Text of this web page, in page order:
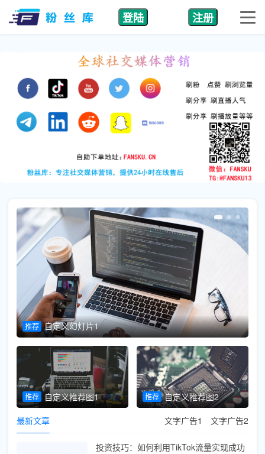
登陆 注册
推荐 自定义幻灯片1
推荐 自定义推荐图1 推荐 自定义推荐图2
最新文章 文字广告1 文字广告2
投资技巧：如何利用TikTok流量实现成功